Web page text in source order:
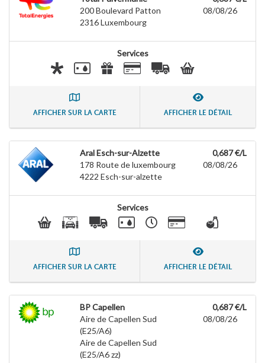
200 Boulevard Patton
2316Luxembourg
08/08/26
Services
AFFICHER SUR LA CARTE AFFICHER LE DÉTAIL
Aral Esch-sur-Alzette
178 Route de luxembourg
4222 Esch-sur-alzette
0,687 €/L
08/08/26
Services
AFFICHER SUR LA CARTE AFFICHER LE DÉTAIL
BP Capellen
Aire de Capellen Sud
(E25/A6)
Aire de Capellen Sud
(E25/A6 zz)
0,687 €/L
08/08/26